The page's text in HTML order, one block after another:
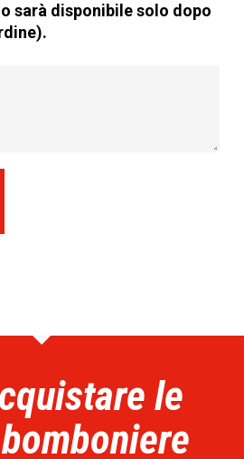
sarà disponibile solo dopo
le